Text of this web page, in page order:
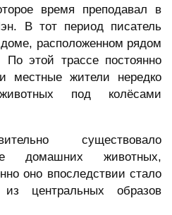
время преподавал в
В тот период писатель
расположенном рядом
этой трассе постоянно
местные жители нередко
под колёсами
существовало
домашних животных,
оно впоследствии стало
центральных образов